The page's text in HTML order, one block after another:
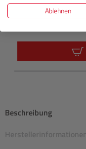
Beschreibung
Herstellerinformationen
Ablehnen